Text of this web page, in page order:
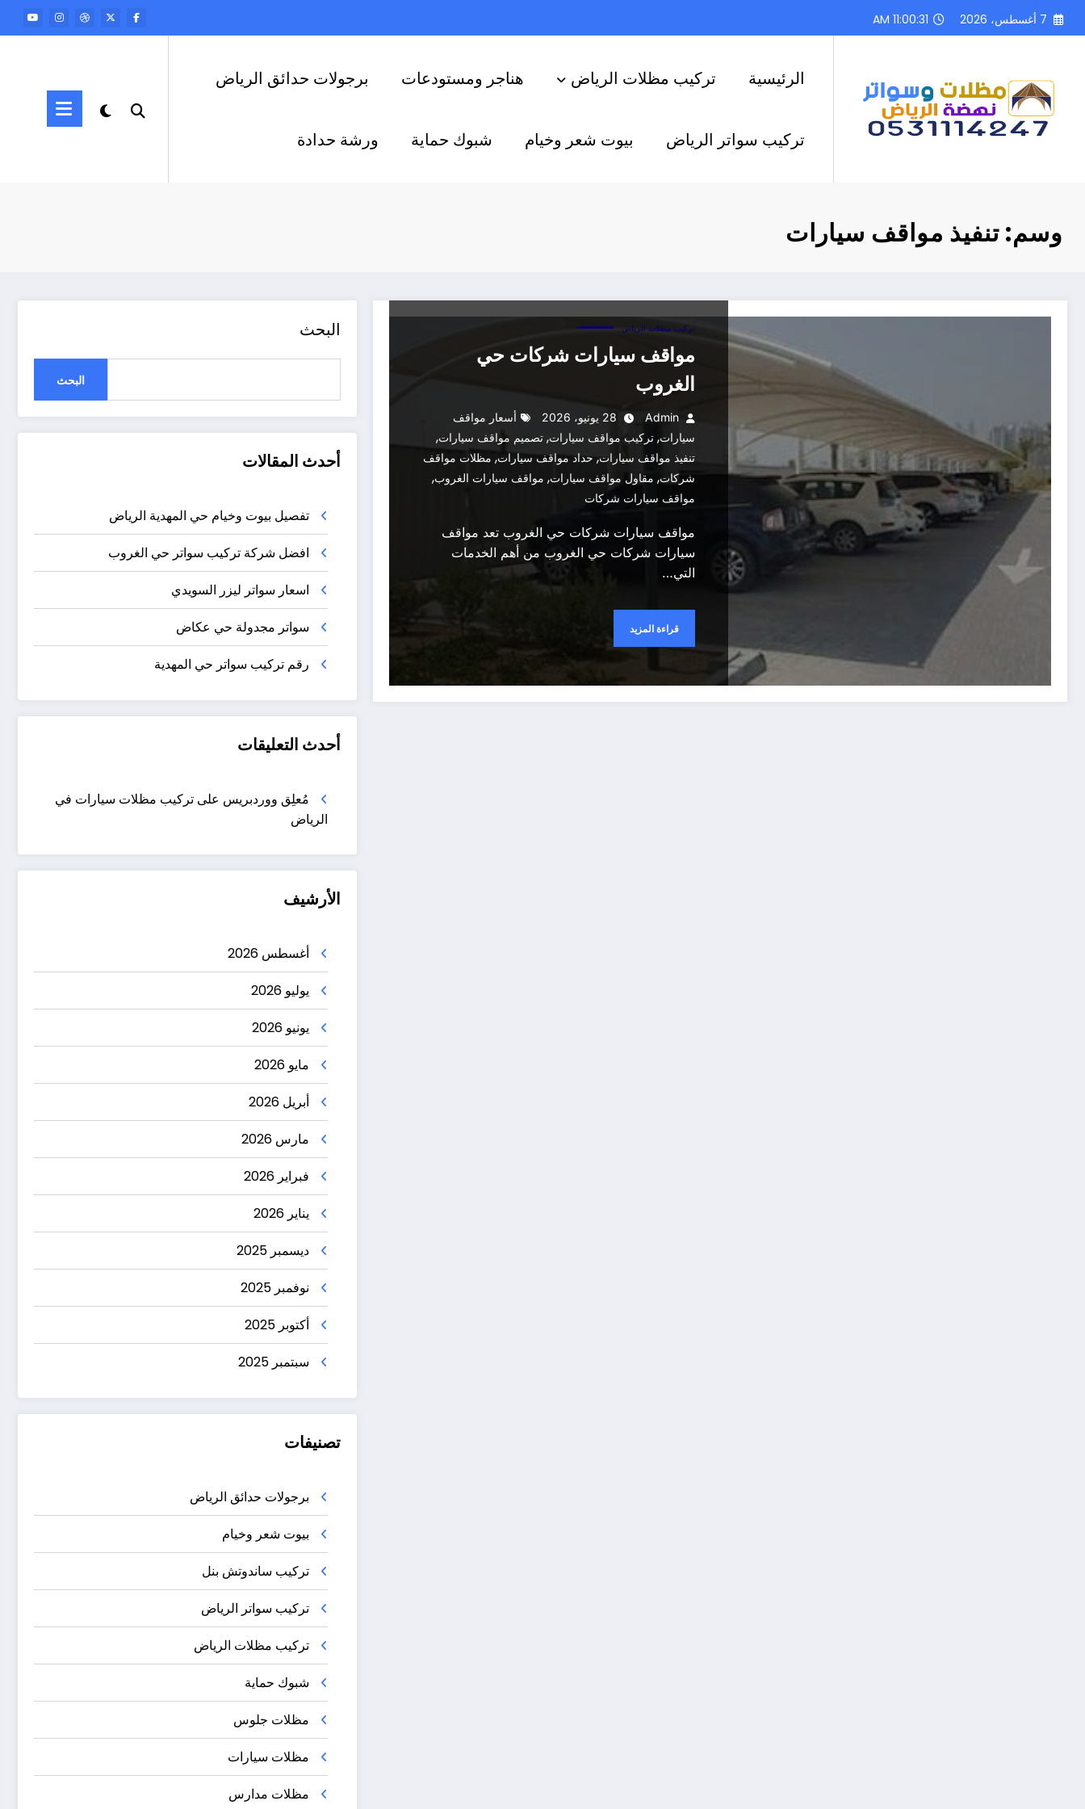
التجاوز
7 أغسطس، 2026 11:00:32 AM
الرئيسية تركيب مظلات الرياض هناجر ومستودعات برجولات حدائق الرياض
تركيب سواتر الرياض بيوت شعر وخيام شبوك حماية ورشة حدادة
وسم: تنفيذ مواقف سيارات
تركيب مظلات الرياض
مواقف سيارات شركات حي
الغروب
Admin 28 يونيو، 2026
أسعار مواقف
سيارات, تركيب مواقف سيارات, تصميم مواقف سيارات,
تنفيذ مواقف سيارات, حداد مواقف سيارات, مظلات مواقف
شركات, مقاول مواقف سيارات, مواقف سيارات الغروب,
مواقف سيارات شركات
مواقف سيارات شركات حي الغروب تعد مواقف
سيارات شركات حي الغروب من أهم الخدمات
التي…
قراءة المزيد
البحث
البحث
أحدث المقالات
تفصيل بيوت وخيام حي المهدية الرياض
افضل شركة تركيب سواتر حي الغروب
اسعار سواتر ليزر السويدي
سواتر مجدولة حي عكاض
رقم تركيب سواتر حي المهدية
أحدث التعليقات
مُعلِق ووردبريس علىتركيب مظلات سيارات في
الرياض
الأرشيف
أغسطس 2026
يوليو 2026
يونيو 2026
مايو 2026
أبريل 2026
مارس 2026
فبراير 2026
يناير 2026
ديسمبر 2025
نوفمبر 2025
أكتوبر 2025
سبتمبر 2025
تصنيفات
برجولات حدائق الرياض
بيوت شعر وخيام
تركيب ساندوتش بنل
تركيب سواتر الرياض
تركيب مظلات الرياض
شبوك حماية
مظلات جلوس
مظلات سيارات
مظلات مدارس